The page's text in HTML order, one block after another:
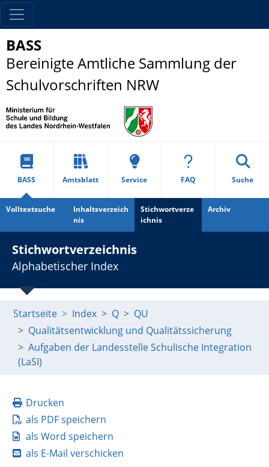
BASS
Bereinigte Amtliche Sammlung der
Schulvorschriften NRW
BASS Amtsblatt Service FAQ Suche
Volltextsuche
Inhaltsverzeich
nis
Stichwortverze
ichnis
Archiv
Stichwortverzeichnis
Alphabetischer Index
Startseite Index Q
QU
Qualitätsentwicklung und Qualitätssicherung
Aufgaben der Landesstelle Schulische Integration
(LaSI)
Drucken
als PDF speichern
als Word speichern
als E-Mail verschicken